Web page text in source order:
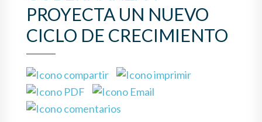
PROYECTA UN NUEVO
CICLO DE CRECIMIENTO